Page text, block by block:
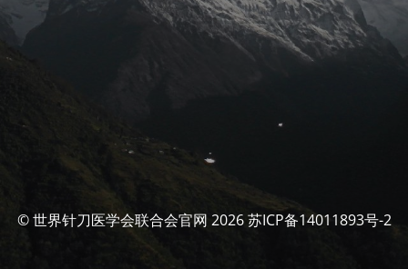
© 世界针刀医学会联合会官网 2026 苏ICP备14011893号-2